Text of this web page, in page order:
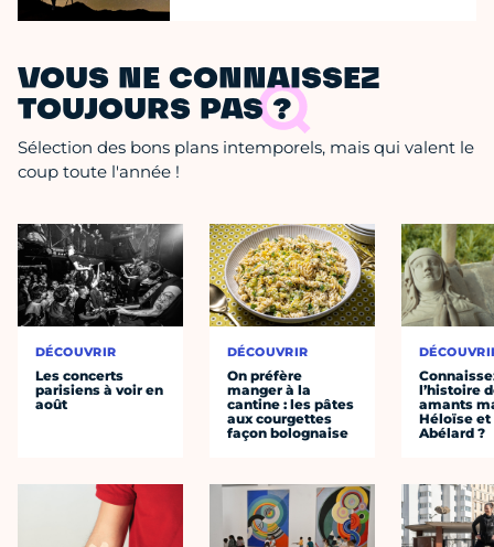
VOUS NE CONNAISSEZ
TOUJOURS PAS ?
Sélection des bons plans intemporels, mais qui valent le
coup toute l'année !
DÉCOUVRIR
Les concerts
parisiens à voir en
août
DÉCOUVRIR
On préfère
manger à la
cantine : les pâtes
aux courgettes
façon bolognaise
l’histoire
amants
Héloïse et
Abélard ?